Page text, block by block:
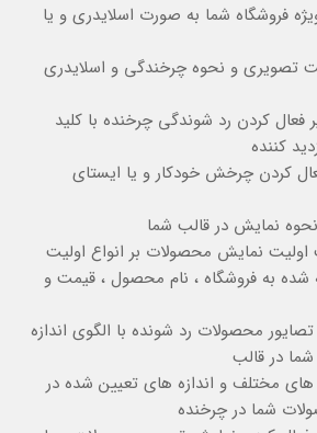
فروشگاه شما به صورت اسلایدری و یا
از 30 افکت تصویری و نحوه چرخندگی و اسلایدری
فعال کردن رد شوندگی چرخنده با کلید
کننده
کردن چرخش خودکار و یا ایستای
اولیت نمایش محصولات بر انواع اولیت
شده به فروشگاه ، نام محصول ، قیمت و
تصایور محصولات رد شونده با الگوی اندازه
در قالب
های مختلف و اندازه های تعیین شده در
شما در چرخنده